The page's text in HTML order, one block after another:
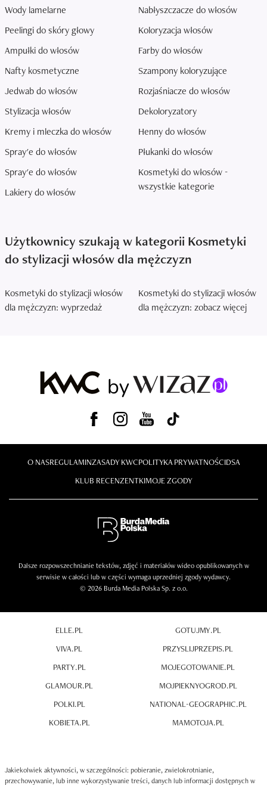
Wody lamelarne
Peelingi do skóry głowy
Ampułki do włosów
Nafty kosmetyczne
Jedwab do włosów
Stylizacja włosów
Kremy i mleczka do włosów
Spray'e do włosów
Spray'e do włosów
Lakiery do włosów
Nabłyszczacze do włosów
Koloryzacja włosów
Farby do włosów
Szampony koloryzujące
Rozjaśniacze do włosów
Dekoloryzatory
Henny do włosów
Płukanki do włosów
Kosmetyki do włosów -
wszystkie kategorie
Użytkownicy szukają w kategorii Kosmetyki
do stylizacji włosów dla mężczyzn
Kosmetyki do stylizacji włosów
dla mężczyzn: wyprzedaż
Kosmetyki do stylizacji włosów
dla mężczyzn: zobacz więcej
O NASREGULAMINZASADY KWCPOLITYKA PRYWATNOŚCIDSA
KLUB RECENZENTKIMOJE ZGODY
Dalsze rozpowszechnianie tekstów, zdjęć i materiałów wideo opublikowanych w
serwisie w całości lub w części wymaga uprzedniej zgody wydawcy.
© 2026 Burda Media Polska Sp. z o.o.
ELLE.PL
VIVA.PL
PARTY.PL
GLAMOUR.PL
POLKI.PL
KOBIETA.PL
GOTUJMY.PL
PRZYSLIJPRZEPIS.PL
MOJEGOTOWANIE.PL
MOJPIEKNYOGROD.PL
NATIONAL-GEOGRAPHIC.PL
MAMOTOJA.PL
Jakiekolwiek aktywności, w szczególności: pobieranie, zwielokrotnianie,
przechowywanie, lub inne wykorzystywanie treści, danych lub informacji dostępnych w